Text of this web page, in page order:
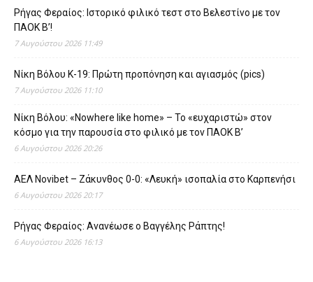
Ρήγας Φεραίος: Ιστορικό φιλικό τεστ στο Βελεστίνο με τον
ΠΑΟΚ Β’!
7 Αυγούστου 2026 11:49
Νίκη Βόλου Κ-19: Πρώτη προπόνηση και αγιασμός (pics)
7 Αυγούστου 2026 11:10
Νίκη Βόλου: «Nowhere like home» – Το «ευχαριστώ» στον
κόσμο για την παρουσία στο φιλικό με τον ΠΑΟΚ Β’
6 Αυγούστου 2026 20:26
ΑΕΛ Novibet – Ζάκυνθος 0-0: «Λευκή» ισοπαλία στο Καρπενήσι
6 Αυγούστου 2026 20:17
Ρήγας Φεραίος: Ανανέωσε ο Βαγγέλης Ράπτης!
6 Αυγούστου 2026 16:13